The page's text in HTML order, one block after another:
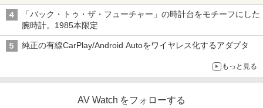
「バック・トゥ・ザ・フューチャー」の時計台をモチーフにした
腕時計。1985本限定
純正の有線CarPlay/Android Autoをワイヤレス化するアダプタ
もっと見る
AV Watch をフォローする